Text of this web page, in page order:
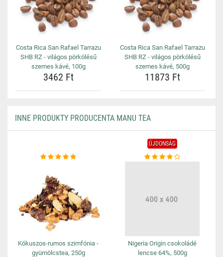
Costa Rica San Rafael Tarrazu
SHB RZ - világos pörkölésű
szemes kávé, 100g
3462 Ft
Costa Rica San Rafael Tarrazu
SHB RZ - világos pörkölésű
szemes kávé, 500g
11873 Ft
INNE PRODUKTY PRODUCENTA MANU TEA
Kókuszos-rumos szimfónia -
gyümölcstea, 250g
ÚJDONSÁG
Nigeria Origin csokoládé
lencse 64%, 500g